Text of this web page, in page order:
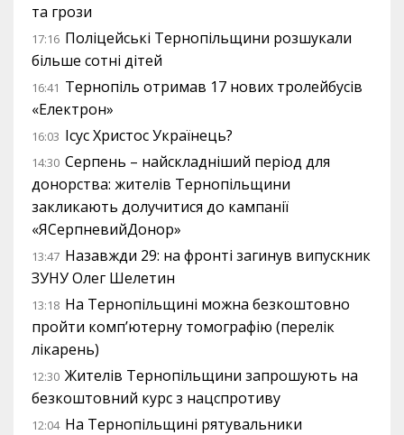
та грози
17:16 Поліцейські Тернопільщини розшукали
більше сотні дітей
16:41 Тернопіль отримав 17 нових тролейбусів
«Електрон»
16:03 Ісус Христос Українець?
14:30 Серпень – найскладніший період для
донорства: жителів Тернопільщини
закликають долучитися до кампанії
«ЯСерпневийДонор»
13:47 Назавжди 29: на фронті загинув випускник
ЗУНУ Олег Шелетин
13:18 На Тернопільщині можна безкоштовно
пройти комп’ютерну томографію (перелік
лікарень)
12:30 Жителів Тернопільщини запрошують на
безкоштовний курс з нацспротиву
12:04 На Тернопільщині рятувальники